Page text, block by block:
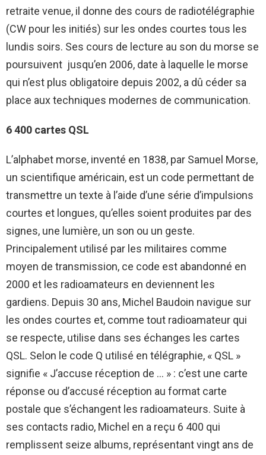
retraite venue, il donne des cours de radiotélégraphie
(CW pour les initiés) sur les ondes courtes tous les
lundis soirs. Ses cours de lecture au son du morse se
poursuivent jusqu’en 2006, date à laquelle le morse
qui n’est plus obligatoire depuis 2002, a dû céder sa
place aux techniques modernes de communication.
6 400 cartes QSL
L’alphabet morse, inventé en 1838, par Samuel Morse,
un scientifique américain, est un code permettant de
transmettre un texte à l’aide d’une série d’impulsions
courtes et longues, qu’elles soient produites par des
signes, une lumière, un son ou un geste.
Principalement utilisé par les militaires comme
moyen de transmission, ce code est abandonné en
2000 et les radioamateurs en deviennent les
gardiens. Depuis 30 ans, Michel Baudoin navigue sur
les ondes courtes et, comme tout radioamateur qui
se respecte, utilise dans ses échanges les cartes
QSL. Selon le code Q utilisé en télégraphie, « QSL »
signifie « J’accuse réception de … » : c’est une carte
réponse ou d’accusé réception au format carte
postale que s’échangent les radioamateurs. Suite à
ses contacts radio, Michel en a reçu 6 400 qui
remplissent seize albums, représentant vingt ans de